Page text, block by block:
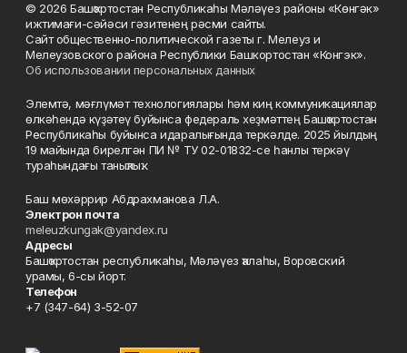
© 2026 Башҡортостан Республикаһы Мәләүез районы «Көнгәк»
ижтимағи-сәйәси гәзитенең рәсми сайты.
Сайт общественно-политической газеты г. Мелеуз и
Мелеузовского района Республики Башкортостан «Конгэк».
Об использовании персональных данных
Элемтә, мәғлүмәт технологиялары һәм киң коммуникациялар
өлкәһендә күҙәтеү буйынса федераль хеҙмәттең Башҡортостан
Республикаһы буйынса идаралығында теркәлде. 2025 йылдың
19 майында бирелгән ПИ № ТУ 02-01832-се һанлы теркәү
тураһындағы таныҡлыҡ.
Баш мөхәррир Абдрахманова Л.А.
Электрон почта
meleuzkungak@yandex.ru
Адресы
Башҡортостан республикаһы, Мәләүез ҡалаһы, Воровский
урамы, 6-сы йорт.
Телефон
+7 (347-64) 3-52-07